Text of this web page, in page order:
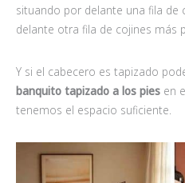
situando por delante una fila de
delante otra fila de cojines más
Y si el cabecero es tapizado
banquito tapizado a los pies en
tenemos el espacio suficiente.